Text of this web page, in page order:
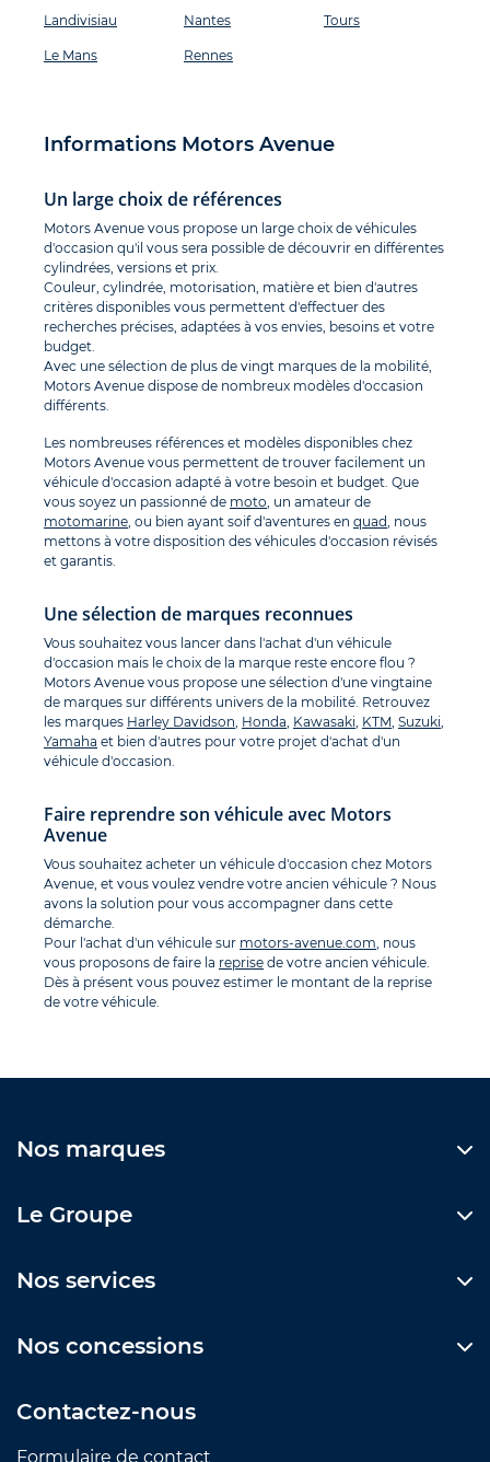
Landivisiau
Le Mans
Nantes
Rennes
Tours
Informations Motors Avenue
Un large choix de références
Motors Avenue vous propose un large choix de véhicules
d'occasion qu'il vous sera possible de découvrir en différentes
cylindrées, versions et prix.
Couleur, cylindrée, motorisation, matière et bien d'autres
critères disponibles vous permettent d'effectuer des
recherches précises, adaptées à vos envies, besoins et votre
budget.
Avec une sélection de plus de vingt marques de la mobilité,
Motors Avenue dispose de nombreux modèles d'occasion
différents.
Les nombreuses références et modèles disponibles chez
Motors Avenue vous permettent de trouver facilement un
véhicule d'occasion adapté à votre besoin et budget. Que
vous soyez un passionné de moto , un amateur de
motomarine , ou bien ayant soif d'aventures en quad , nous
mettons à votre disposition des véhicules d'occasion révisés
et garantis.
Une sélection de marques reconnues
Vous souhaitez vous lancer dans l'achat d'un véhicule
d'occasion mais le choix de la marque reste encore flou ?
Motors Avenue vous propose une sélection d'une vingtaine
de marques sur différents univers de la mobilité. Retrouvez
les marques Harley Davidson Honda Kawasaki KTM Suzuki
Yamaha et bien d'autres pour votre projet d'achat d'un
véhicule d'occasion.
Faire reprendre son véhicule avec Motors
Avenue
Vous souhaitez acheter un véhicule d'occasion chez Motors
Avenue, et vous voulez vendre votre ancien véhicule ? Nous
avons la solution pour vous accompagner dans cette
démarche.
Pour l'achat d'un véhicule sur motors-avenue.com , nous
vous proposons de faire la reprise de votre ancien véhicule.
Dès à présent vous pouvez estimer le montant de la reprise
de votre véhicule.
Nos marques
Le Groupe
Nos services
Nos concessions
Contactez-nous
Formulaire de contact